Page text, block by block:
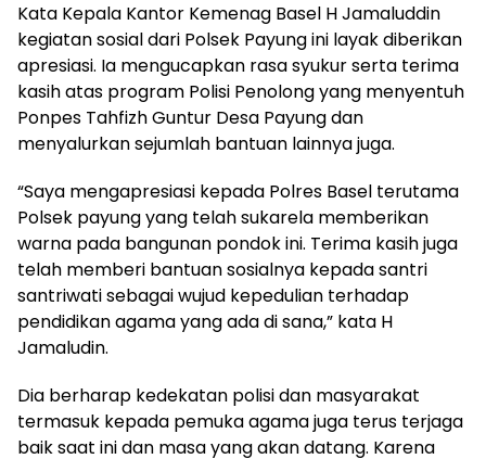
Kata Kepala Kantor Kemenag Basel H Jamaluddin
kegiatan sosial dari Polsek Payung ini layak diberikan
apresiasi. Ia mengucapkan rasa syukur serta terima
kasih atas program Polisi Penolong yang menyentuh
Ponpes Tahfizh Guntur Desa Payung dan
menyalurkan sejumlah bantuan lainnya juga.
“Saya mengapresiasi kepada Polres Basel terutama
Polsek payung yang telah sukarela memberikan
warna pada bangunan pondok ini. Terima kasih juga
telah memberi bantuan sosialnya kepada santri
santriwati sebagai wujud kepedulian terhadap
pendidikan agama yang ada di sana,” kata H
Jamaludin.
Dia berharap kedekatan polisi dan masyarakat
termasuk kepada pemuka agama juga terus terjaga
baik saat ini dan masa yang akan datang. Karena